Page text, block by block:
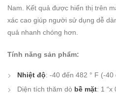
Nam. Kết quả được hiển thị trên
xác cao giúp người sử dụng dễ
quả nhanh chóng hơn.
Tính năng sản phẩm:
Nhiệt độ: -40 đến 482 ° F (-40
Diện tích thăm dò bề mặt: 1 “x